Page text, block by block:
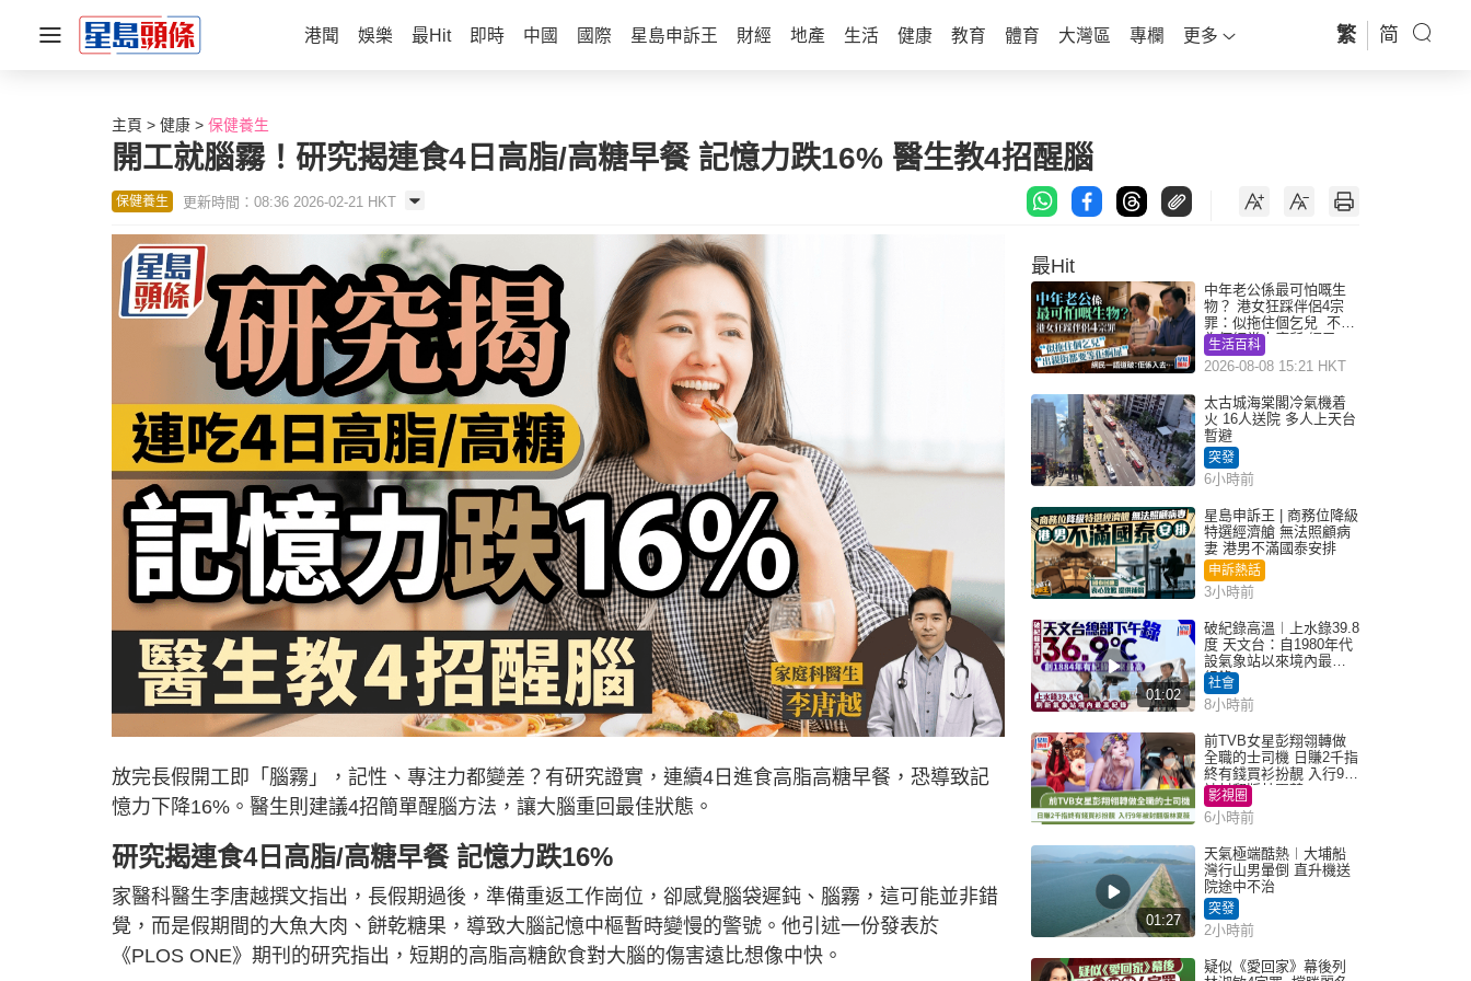
港聞 娛樂 最Hit 即時 中國 國際 星島申訴王 財經 地產 生活 健康 教育 體育 大灣區 專欄 更多 繁 简
主頁 健康 保健養生
開工就腦霧！研究揭連食4日高脂/高糖早餐 記憶力跌16% 醫生教4招醒腦
保健養生 更新時間：08:36 2026-02-21 HKT
放完長假開工即「腦霧」，記性、專注力都變差？有研究證實，連續4日進食高脂高糖早餐，恐導致記
憶力下降16%。醫生則建議4招簡單醒腦方法，讓大腦重回最佳狀態。
研究揭連食4日高脂/高糖早餐 記憶力跌16%
家醫科醫生李唐越撰文指出，長假期過後，準備重返工作崗位，卻感覺腦袋遲鈍、腦霧，這可能並非錯
覺，而是假期間的大魚大肉、餅乾糖果，導致大腦記憶中樞暫時變慢的警號。他引述一份發表於
《PLOS ONE》期刊的研究指出，短期的高脂高糖飲食對大腦的傷害遠比想像中快。
最Hit
中年老公係最可怕嘅生
物？ 港女狂踩伴侶4宗
罪：似拖住個乞兒 不解
為何經常去廁所 網民一
語道破
生活百科
2026-08-08 15:21 HKT
太古城海棠閣冷氣機着
火 16人送院 多人上天台
暫避
突發
6小時前
星島申訴王 | 商務位降級
特選經濟艙 無法照顧病
妻 港男不滿國泰安排
申訴熱話
3小時前
01:02
破紀錄高溫︱上水錄39.8
度 天文台：自1980年代
設氣象站以來境內最高
紀錄
社會
8小時前
前TVB女星彭翔翎轉做
全職的士司機 日賺2千指
終有錢買衫扮靚 入行9年
被封翻版林夏薇
影視圈
6小時前
01:27
天氣極端酷熱︱大埔船
灣行山男暈倒 直升機送
院途中不治
突發
2小時前
疑似《愛回家》幕後列